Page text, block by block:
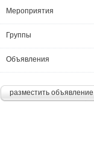
Мероприятия
Группы
Объявления
разместить объявление